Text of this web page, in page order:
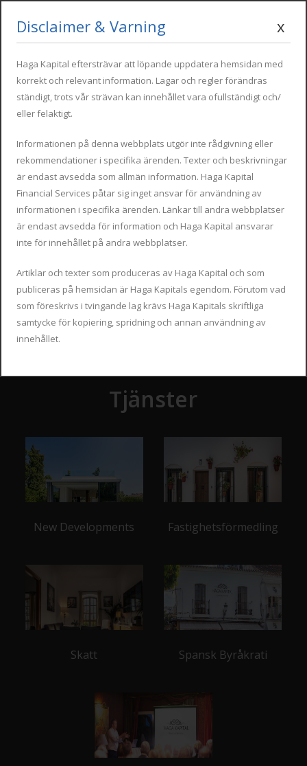
Disclaimer & Varning x
Haga Kapital eftersträvar att löpande uppdatera hemsidan med
korrekt och relevant information. Lagar och regler förändras
ständigt, trots vår strävan kan innehållet vara ofullständigt och/
eller felaktigt.
Informationen på denna webbplats utgör inte rådgivning eller
rekommendationer i specifika ärenden. Texter och beskrivningar
är endast avsedda som allmän information. Haga Kapital
Financial Services påtar sig inget ansvar för användning av
informationen i specifika ärenden. Länkar till andra webbplatser
är endast avsedda för information och Haga Kapital ansvarar
inte för innehållet på andra webbplatser.
Artiklar och texter som produceras av Haga Kapital och som
publiceras på hemsidan är Haga Kapitals egendom. Förutom vad
som föreskrivs i tvingande lag krävs Haga Kapitals skriftliga
samtycke för kopiering, spridning och annan användning av
innehållet.
Mon - Fri : 09:00 - 17:00
+34 616 854 498
Vi hjälper dig till
kloka beslut
Tjänster
New Developments Fastighetsförmedling
Skatt Spansk Byråkrati